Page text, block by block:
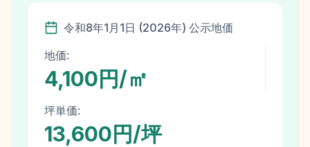
令和8年1月1日 (2026年) 公示地価
地価:
4,100円/㎡
坪単価:
13,600円/坪